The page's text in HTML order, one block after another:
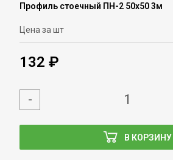
Профиль стоечный ПН-2 50х50 3м
Цена за шт
132 ₽
В КОРЗИНУ
-